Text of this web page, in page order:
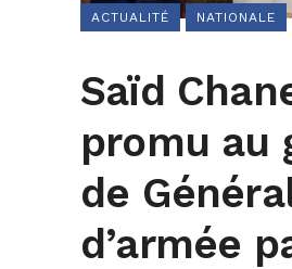
ACTUALITÉ NATIONALE
Saïd
promu au
de
d’armée